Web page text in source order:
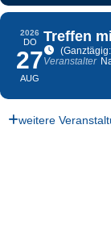
2026
DO
27
AUG
Treffen
Veranstalter
weitere